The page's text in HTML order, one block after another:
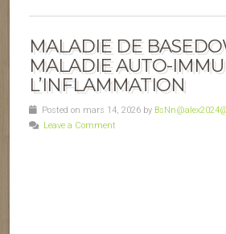
MALADIE DE
MALADIE AUTO-
L’INFLAMMATION
Posted on mars 14, 2026 by
Leave a Comment